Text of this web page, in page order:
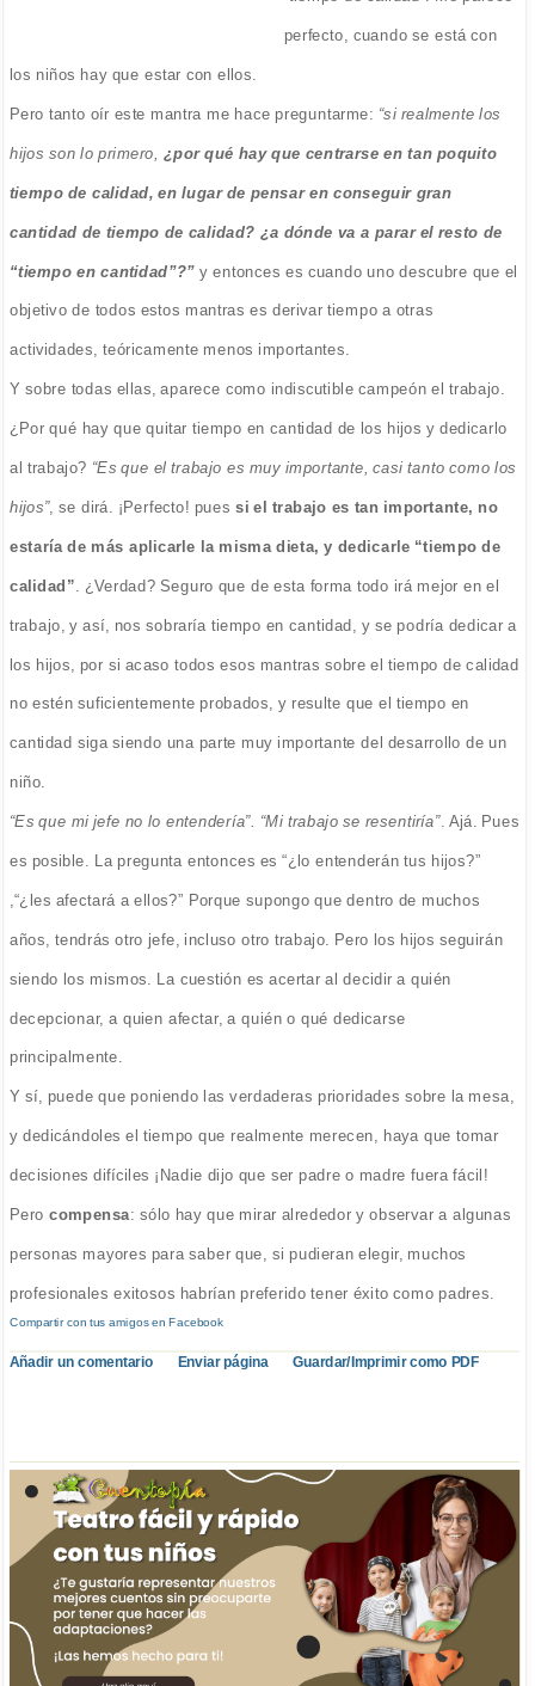
perfecto, cuando se está con
los niños hay que estar con ellos.
Pero tanto oír este mantra me hace preguntarme: “si realmente los
hijos son lo primero, ¿por qué hay que centrarse en tan poquito
tiempo de calidad, en lugar de pensar en conseguir gran
cantidad de tiempo de calidad? ¿a dónde va a parar el resto de
“tiempo en cantidad”?” y entonces es cuando uno descubre que el
objetivo de todos estos mantras es derivar tiempo a otras
actividades, teóricamente menos importantes.
Y sobre todas ellas, aparece como indiscutible campeón el trabajo.
¿Por qué hay que quitar tiempo en cantidad de los hijos y dedicarlo
al trabajo? “Es que el trabajo es muy importante, casi tanto como los
hijos”, se dirá. ¡Perfecto! pues si el trabajo es tan importante, no
estaría de más aplicarle la misma dieta, y dedicarle “tiempo de
calidad” . ¿Verdad? Seguro que de esta forma todo irá mejor en el
trabajo, y así, nos sobraría tiempo en cantidad, y se podría dedicar a
los hijos, por si acaso todos esos mantras sobre el tiempo de calidad
no estén suficientemente probados, y resulte que el tiempo en
cantidad siga siendo una parte muy importante del desarrollo de un
niño.
“Es que mi jefe no lo entendería”. “Mi trabajo se resentiría”. Ajá. Pues
es posible. La pregunta entonces es “¿lo entenderán tus hijos?”
,“¿les afectará a ellos?” Porque supongo que dentro de muchos
años, tendrás otro jefe, incluso otro trabajo. Pero los hijos seguirán
siendo los mismos. La cuestión es acertar al decidir a quién
decepcionar, a quien afectar, a quién o qué dedicarse
principalmente.
Y sí, puede que poniendo las verdaderas prioridades sobre la mesa,
y dedicándoles el tiempo que realmente merecen, haya que tomar
decisiones difíciles ¡Nadie dijo que ser padre o madre fuera fácil!
Pero compensa: sólo hay que mirar alrededor y observar a algunas
personas mayores para saber que, si pudieran elegir, muchos
profesionales exitosos habrían preferido tener éxito como padres.
Compartir con tus amigos en Facebook
Añadir un comentario Enviar página Guardar/Imprimir como PDF